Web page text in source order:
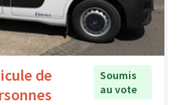
de
Soumis
au vote